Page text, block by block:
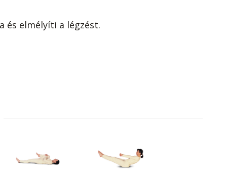
és elmélyíti a légzést.